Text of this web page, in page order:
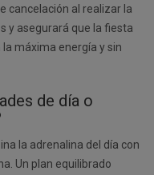
cancelación al realizar la
y asegurará que la fiesta
máxima energía y sin
de día o
la adrenalina del día con
Un plan equilibrado